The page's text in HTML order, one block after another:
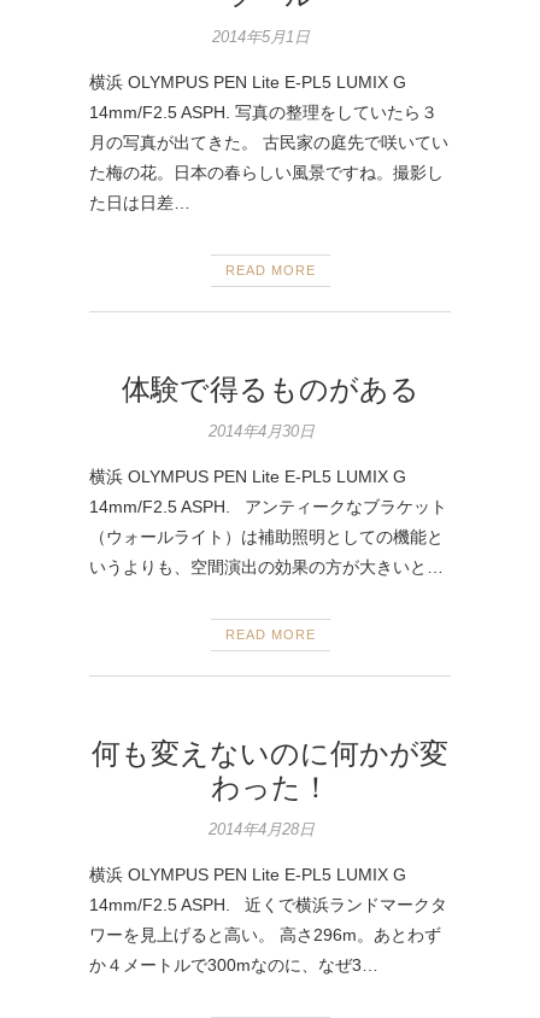
2014年5月1日
横浜 OLYMPUS PEN Lite E-PL5 LUMIX G
14mm/F2.5 ASPH. 写真の整理をしていたら３
月の写真が出てきた。 古民家の庭先で咲いてい
た梅の花。日本の春らしい風景ですね。撮影し
た日は日差…
READ MORE
体験で得るものがある
2014年4月30日
横浜 OLYMPUS PEN Lite E-PL5 LUMIX G
14mm/F2.5 ASPH. アンティークなブラケット
（ウォールライト）は補助照明としての機能と
いうよりも、空間演出の効果の方が大きいと…
READ MORE
何も変えないのに何かが変
わった！
2014年4月28日
横浜 OLYMPUS PEN Lite E-PL5 LUMIX G
14mm/F2.5 ASPH. 近くで横浜ランドマークタ
ワーを見上げると高い。 高さ296m。あとわず
か４メートルで300mなのに、なぜ3…